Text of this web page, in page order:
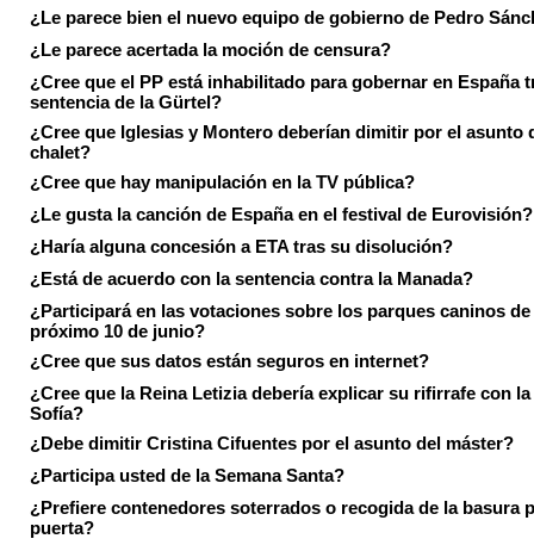
¿Le parece bien el nuevo equipo de gobierno de Pedro
¿Le parece acertada la moción de censura?
¿Cree que el PP está inhabilitado para gobernar en España
sentencia de la Gürtel?
¿Cree que Iglesias y Montero deberían dimitir por el asunto
chalet?
¿Cree que hay manipulación en la TV pública?
¿Le gusta la canción de España en el festival de Eurovisión?
¿Haría alguna concesión a ETA tras su disolución?
¿Está de acuerdo con la sentencia contra la Manada?
¿Participará en las votaciones sobre los parques caninos de
próximo 10 de junio?
¿Cree que sus datos están seguros en internet?
¿Cree que la Reina Letizia debería explicar su rifirrafe con la
Sofía?
¿Debe dimitir Cristina Cifuentes por el asunto del máster?
¿Participa usted de la Semana Santa?
¿Prefiere contenedores soterrados o recogida de la basura
puerta?